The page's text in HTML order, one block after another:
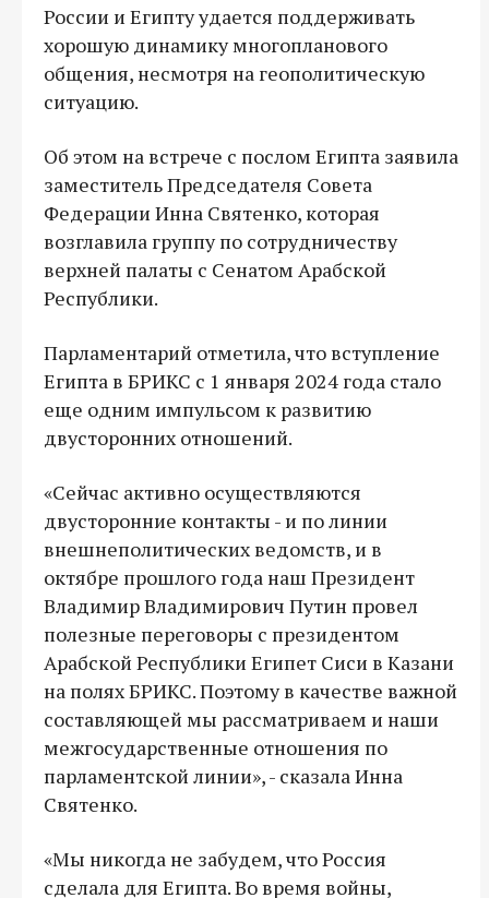
России и Египту удается поддерживать
хорошую динамику многопланового
общения, несмотря на геополитическую
ситуацию.
Об этом на встрече с послом Египта заявила
заместитель Председателя Совета
Федерации Инна Святенко, которая
возглавила группу по сотрудничеству
верхней палаты с Сенатом Арабской
Республики.
Парламентарий отметила, что вступление
Египта в БРИКС с 1 января 2024 года стало
еще одним импульсом к развитию
двусторонних отношений.
«Сейчас активно осуществляются
двусторонние контакты - и по линии
внешнеполитических ведомств, и в
октябре прошлого года наш Президент
Владимир Владимирович Путин провел
полезные переговоры с президентом
Арабской Республики Египет Сиси в Казани
на полях БРИКС. Поэтому в качестве важной
составляющей мы рассматриваем и наши
межгосударственные отношения по
парламентской линии», - сказала Инна
Святенко.
«Мы никогда не забудем, что Россия
сделала для Египта. Во время войны,